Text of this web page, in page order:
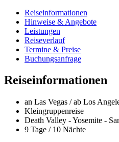
Reiseinformationen
Hinweise & Angebote
Leistungen
Reiseverlauf
Termine & Preise
Buchungsanfrage
Reiseinformationen
an Las Vegas / ab Los
Kleingruppenreise
Death Valley - Yosemite -
9 Tage / 10 Nächte